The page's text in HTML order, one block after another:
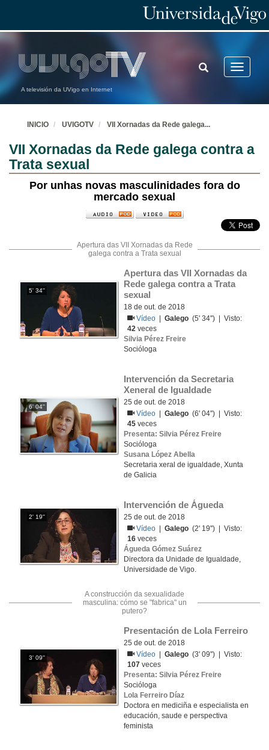
A televisión da UVigo en Internet
Toggle
TOGGLE
SEARCH
INICIO UVIGOTV VII Xornadas da Rede galega...
VII Xornadas da Rede galega contra a
Trata sexual
Por unhas novas masculinidades fora do
mercado sexual
Apertura das VII Xornadas da Rede
galega contra a Trata sexual
5' 34''
Apertura das VII Xornadas da
Rede galega contra a Trata
sexual
18 de out. de 2018
Vídeo
|Galego (5' 34'') | Visto:
42 veces
Silvia Pérez Freire
Socióloga
6' 04''
Intervención da Secretaria
Xeneral de Igualdade
25 de out. de 2018
Vídeo
|Galego (6' 04'') | Visto:
45 veces
Presenta: Silvia Pérez Freire
Socióloga
Susana López Abella
Secretaria xeral de igualdade, Xunta
de Galicia
2' 19''
Intervención de Águeda
25 de out. de 2018
Vídeo
|Galego (2' 19'') | Visto:
16 veces
Águeda Gómez Suárez
Directora da Unidade de Igualdade,
Universidade de Vigo.
A construcción da sexualidade
masculina: cómo se "fabrica" un
putero?
3' 09''
Presentación de Lola Ferreiro
25 de out. de 2018
Vídeo
|Galego (3' 09'') | Visto:
107 veces
Presenta: Silvia Pérez Freire
Socióloga
Lola Ferreiro Díaz
Doctora en mediciña e especialista en
educación, saude e perspectiva
feminista